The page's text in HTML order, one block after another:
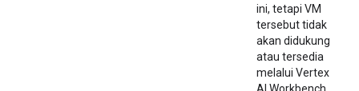
ini, tetapi VM
tersebut tidak
akan didukung
atau tersedia
melalui Vertex